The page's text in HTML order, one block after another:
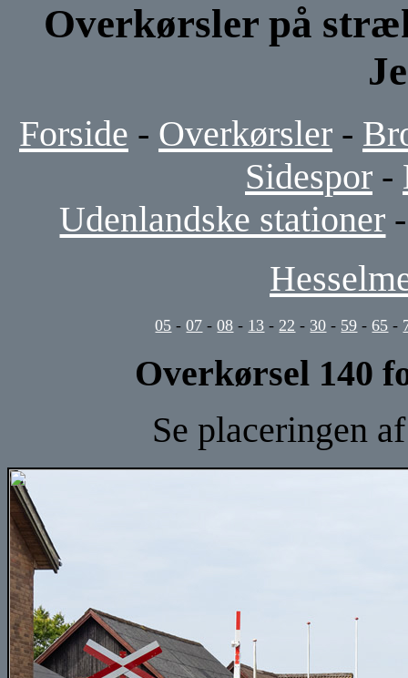
Overkørsler på
Forside - Overkørsler -
Sidespor -
Udenlandske stationer
05 -07 -08 - 13 - 22 - 30 - 59 -65 -
Overkørsel 140
Se placeringen